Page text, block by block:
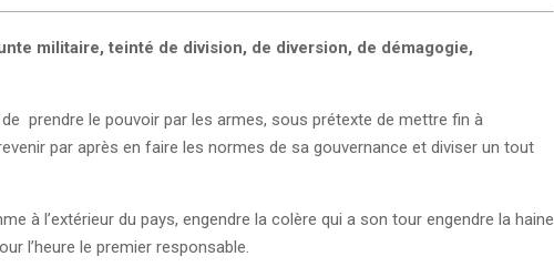
militaire, teinté de division, de diversion, de démagogie,
prendre le pouvoir par les armes, sous prétexte de mettre fin à
par après en faire les normes de sa gouvernance et diviser un tout
à l’extérieur du pays, engendre la colère qui a son tour engendre la haine
l’heure le premier responsable.